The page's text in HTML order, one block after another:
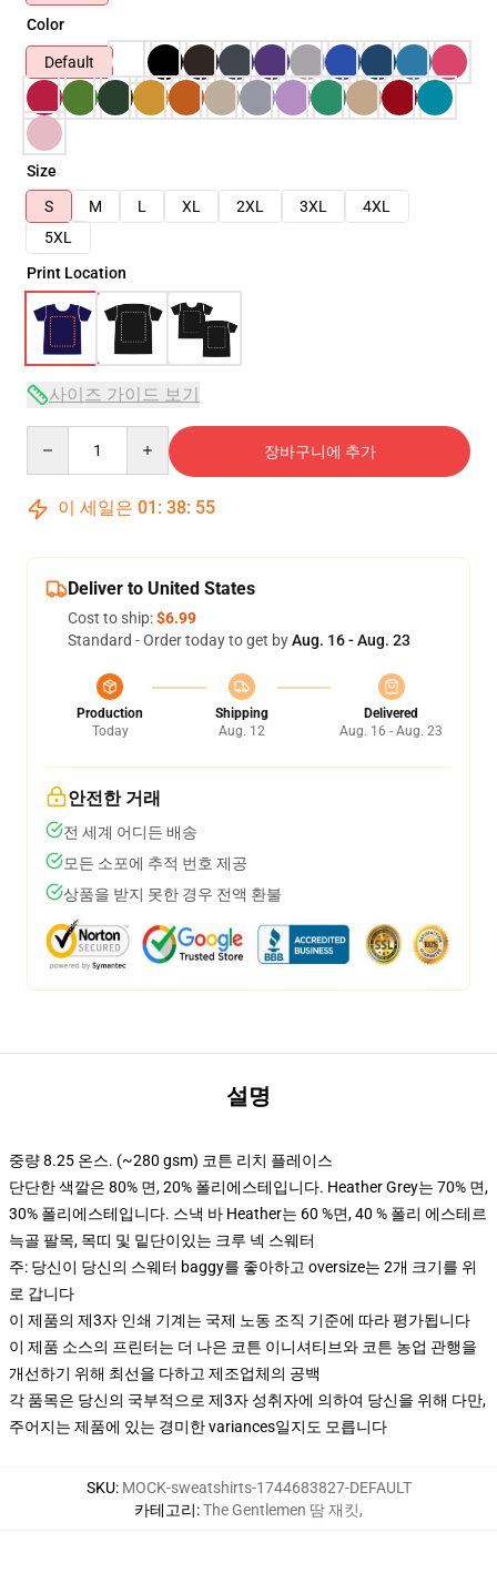
Color
Default
Size
S
M L XL 2XL 3XL
4XL
5XL
Print Location
사이즈 가이드 보기
장바구니에 추가
이 세일은 01 : 38: 54
Deliver to United States
Cost to ship:$6.99
Standard - Order today to get byAug. 16 - Aug. 23
Production
Today
Shipping
Aug. 12
Delivered
Aug. 16 - Aug. 23
안전한 거래
전 세계 어디든 배송
모든 소포에 추적 번호 제공
상품을 받지 못한 경우 전액 환불
설명
중량 8.25 온스. (~280 gsm) 코튼 리치 플레이스
단단한 색깔은 80% 면, 20% 폴리에스테입니다. Heather Grey는 70% 면,
30% 폴리에스테입니다. 스낵 바 Heather는 60 %면, 40 % 폴리 에스테르
늑골 팔목, 목띠 및 밑단이있는 크루 넥 스웨터
주: 당신이 당신의 스웨터 baggy를 좋아하고 oversize는 2개 크기를 위
로 갑니다
이 제품의 제3자 인쇄 기계는 국제 노동 조직 기준에 따라 평가됩니다
이 제품 소스의 프린터는 더 나은 코튼 이니셔티브와 코튼 농업 관행을
개선하기 위해 최선을 다하고 제조업체의 공백
각 품목은 당신의 국부적으로 제3자 성취자에 의하여 당신을 위해 다만,
주어지는 제품에 있는 경미한 variances일지도 모릅니다
SKU: MOCK-sweatshirts-1744683827-DEFAULT
카테고리:The Gentlemen 땀 재킷,